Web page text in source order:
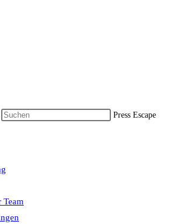
Press Escape
Team